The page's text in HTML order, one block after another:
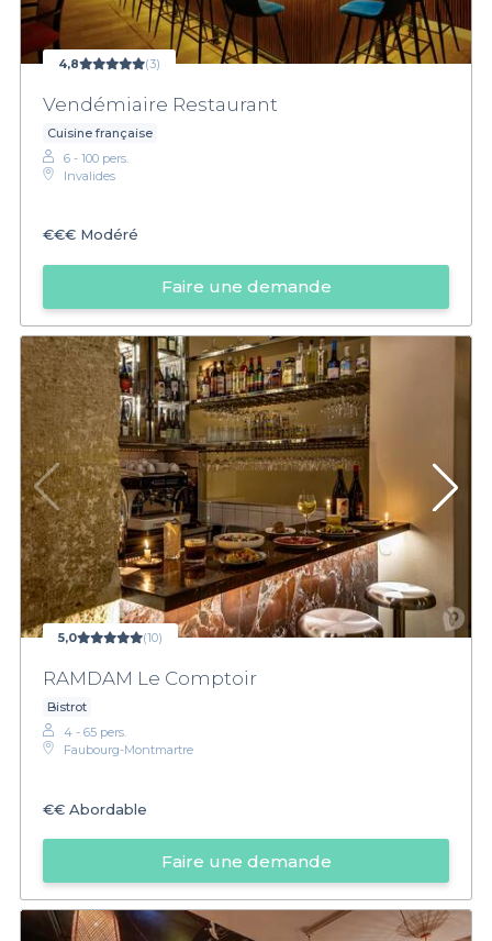
4,8 (3)
Vendémiaire Restaurant
Cuisine française
6 - 100 pers.
Invalides
€€€ Modéré
Faire une demande
5,0 (10)
RAMDAM Le Comptoir
Bistrot
4 - 65 pers.
Faubourg-Montmartre
€€ Abordable
Faire une demande